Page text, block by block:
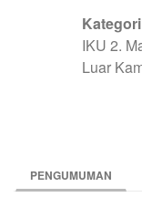
IKU 2.
Luar
PENGUMUMAN